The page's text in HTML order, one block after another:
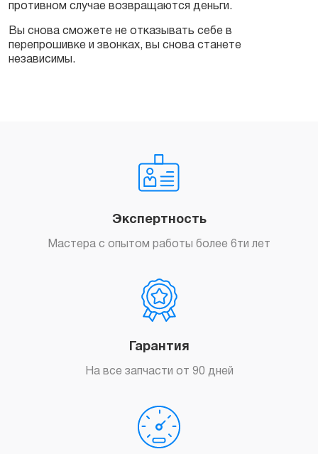
противном случае возвращаются деньги.
Вы снова сможете не отказывать себе в
перепрошивке и звонках, вы снова станете
независимы.
Экспертность
Мастера с опытом работы более 6ти лет
Гарантия
На все запчасти от 90 дней